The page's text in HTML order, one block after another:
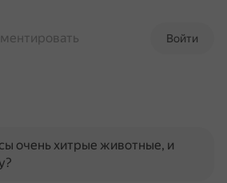
Войти
очень хитрые животные, и